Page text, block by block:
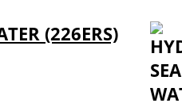
(226ERS)